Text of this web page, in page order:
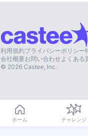
利用規約プライバシーポリシー
会社概要お問い合わせ よくある
© 2026 Castee, Inc.
ホーム チャレンジ